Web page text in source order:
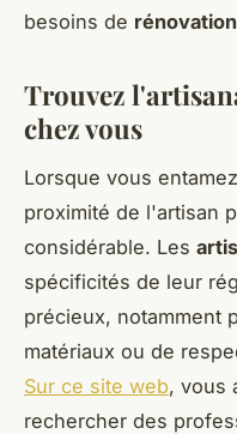
besoins de rénovation
Trouvez
chez vous
Lorsque vous
proximité de l'artisan
considérable. Les
spécificités de leur
précieux, notamment
matériaux ou de
Sur ce site web, vous
rechercher des